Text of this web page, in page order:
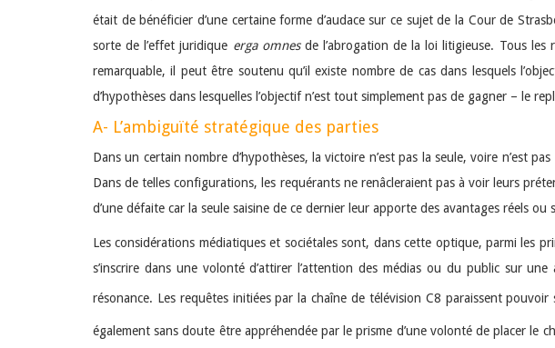
était de bénéficier d’une certaine forme d’audace sur ce sujet de la Cour de
sorte de l’effet juridique erga omnesde l’abrogation de la loi litigieuse. Tous les
remarquable, il peut être soutenu qu’il existe nombre de cas dans lesquels
d’hypothèses dans lesquelles l’objectif n’est tout simplement pas de gagner – le
A- L’ambiguïté stratégique des parties
Dans un certain nombre d’hypothèses, la victoire n’est pas la seule, voire n’est
Dans de telles configurations, les requérants ne renâcleraient pas à voir leurs
d’une défaite car la seule saisine de ce dernier leur apporte des avantages réels ou
Les considérations médiatiques et sociétales sont, dans cette optique, parmi les
s’inscrire dans une volonté d’attirer l’attention des médias ou du public sur
résonance. Les requêtes initiées par la chaîne de télévision C8 paraissent pouvoir
également sans doute être appréhendée par le prisme d’une volonté de placer